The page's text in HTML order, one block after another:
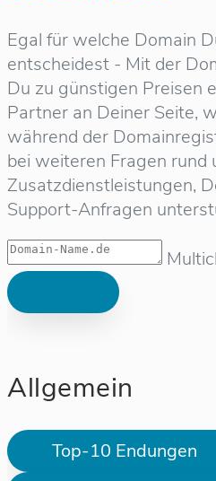
Egal für welche Domain
entscheidest - Mit der
Du zu günstigen Preisen
Partner an Deiner Seite,
während der
bei weiteren Fragen rund
Zusatzdienstleistungen,
Support-Anfragen
Allgemein
Top-10 Endungen